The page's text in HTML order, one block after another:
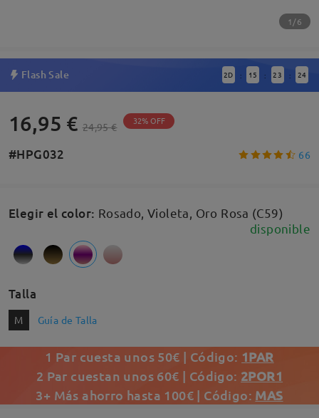
1/6
Flash Sale 2D : 15 : 23 : 23
16,95 € 24,95 € 32% OFF
#HPG032 66
Elegir el color: Rosado, Violeta, Oro Rosa (C59)
disponible
Talla
M Guía de Talla
1 Par cuesta unos 50€ | Código: 1PAR
2 Par cuestan unos 60€ | Código: 2POR1
3+ Más ahorro hasta 100€ | Código: MAS